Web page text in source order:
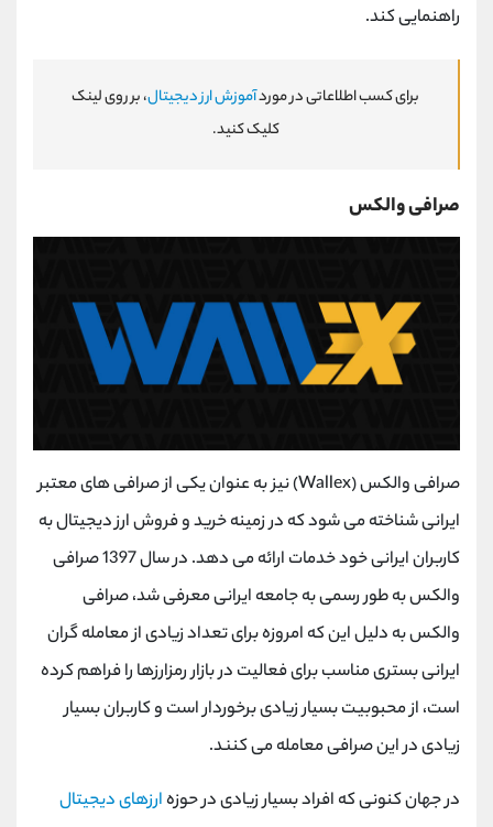
راهنمایی کند.
برای کسب اطلاعاتی در موردآموزش ارز دیجیتال، بر روی لینک
کلیک کنید.
صرافی والکس
صرافی والکس (Wallex) نیز به عنوان یکی از صرافی های معتبر
ایرانی شناخته می شود که در زمینه خرید و فروش ارز دیجیتال به
کاربران ایرانی خود خدمات ارائه می ‌دهد. در سال 1397 صرافی
والکس به طور رسمی به جامعه ایرانی معرفی شد، صرافی
والکس به دلیل این که امروزه برای تعداد زیادی از معامله ‌گران
ایرانی بستری مناسب برای فعالیت در بازار رمزارزها را فراهم کرده
است، از محبوبیت بسیار زیادی برخوردار است و کاربران بسیار
زیادی در این صرافی معامله می کنند.
در جهان کنونی که افراد بسیار زیادی در حوزهارزهای دیجیتال